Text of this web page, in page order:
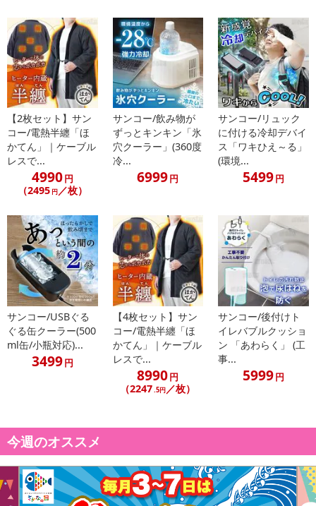
【2枚セット】サン
コー/電熱半纏「ほ
かてん」｜ケーブル
レスで...
4990円
（2495 円／枚）
サンコー/飲み物が
ずっとキンキン「氷
穴クーラー」(360度
冷...
6999円
サンコー/リュック
に付ける冷却デバイ
ス「ワキひえ～る」
(環境...
5499円
サンコー/USBぐる
ぐる缶クーラー(500
ml缶/小瓶対応)...
3499円
【4枚セット】サン
コー/電熱半纏「ほ
かてん」｜ケーブル
レスで...
8990円
（2247.5円／枚）
サンコー/後付けト
イレバブルクッショ
ン 「あわらく」 (工
事...
5999円
今週のオススメ